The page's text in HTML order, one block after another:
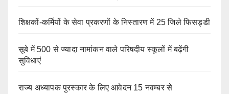
शिक्षकों-कर्मियों के सेवा प्रकरणों के निस्तारण में 25 जिले फिसड्डी
सूबे में 500 से ज्यादा नामांकन वाले परिषदीय स्कूलों में बढ़ेंगी
सुविधाएं
राज्य अध्यापक पुरस्कार के लिए आवेदन 15 नवम्बर से